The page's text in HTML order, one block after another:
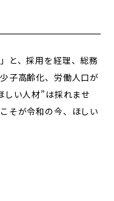
と、採用を経理、総務
子高齢化、労働人口が
い人材”は採れませ
そが令和の今、ほしい